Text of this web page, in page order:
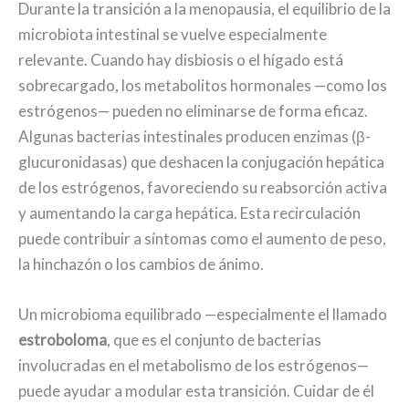
Durante la transición a la menopausia, el equilibrio de la
microbiota intestinal se vuelve especialmente
relevante. Cuando hay disbiosis o el hígado está
sobrecargado, los metabolitos hormonales —como los
estrógenos— pueden no eliminarse de forma eficaz.
Algunas bacterias intestinales producen enzimas (β-
glucuronidasas) que deshacen la conjugación hepática
de los estrógenos, favoreciendo su reabsorción activa
y aumentando la carga hepática. Esta recirculación
puede contribuir a síntomas como el aumento de peso,
la hinchazón o los cambios de ánimo.
Un microbioma equilibrado —especialmente el llamado
estroboloma, que es el conjunto de bacterias
involucradas en el metabolismo de los estrógenos—
puede ayudar a modular esta transición. Cuidar de él